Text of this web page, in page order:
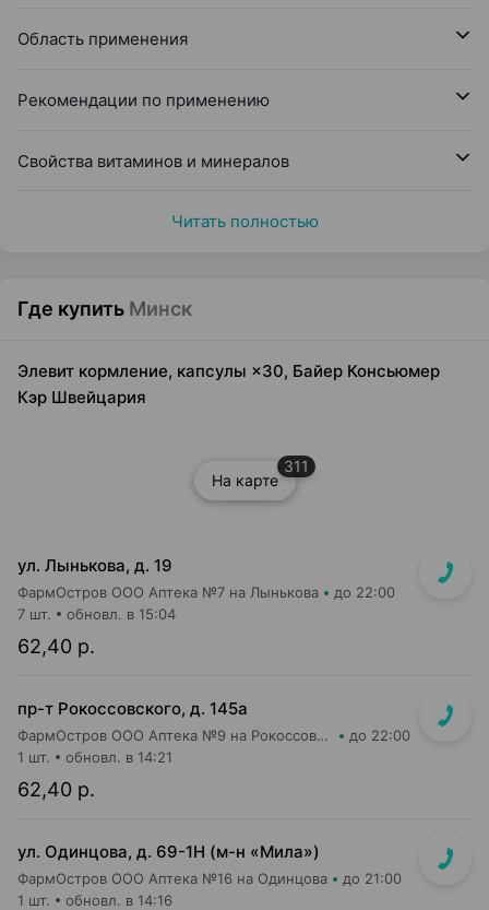
Область применения
Рекомендации по применению
Cвойства витаминов и минералов
Читать полностью
Где купить Минск
Элевит кормление, капсулы ×30, Байер Консьюмер
Кэр Швейцария
На карте
311
ул. Лынькова, д. 19
ФармОстров ООО Аптека №7 на Лынькова до 22:00
62,40 р.
7 шт. обновл. в 15:04
пр-т Рокоссовского, д. 145а
ФармОстров ООО Аптека №9 на Рокоссовского до 22:00
62,40 р.
1 шт. обновл. в 14:21
ул. Одинцова, д. 69-1Н (м-н «Мила»)
ФармОстров ООО Аптека №16 на Одинцова до 21:00
1 шт. обновл. в 14:16